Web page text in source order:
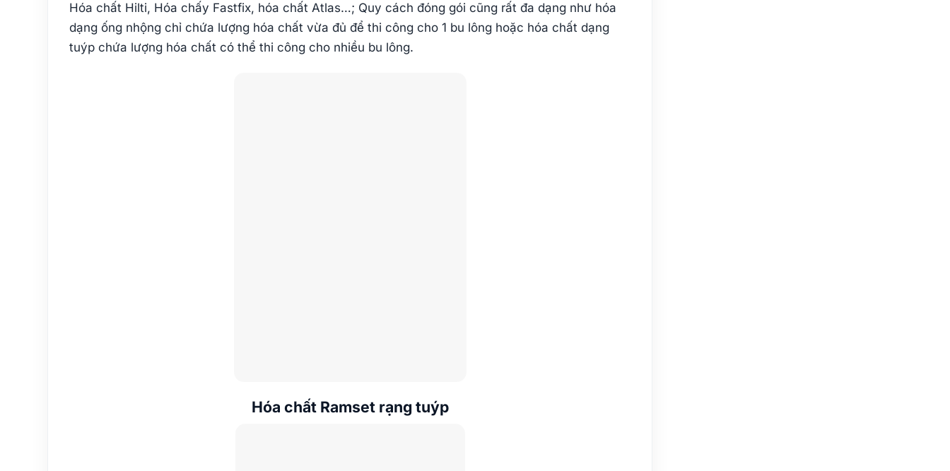
Hóa chất Hilti, Hóa chấy Fastfix, hóa chất Atlas…; Quy cách đóng gói cũng rất đa dạng như hóa
dạng ống nhộng chỉ chứa lượng hóa chất vừa đủ để thi công cho 1 bu lông hoặc hóa chất dạng
tuýp chứa lượng hóa chất có thể thi công cho nhiều bu lông.
Hóa chất Ramset rạng tuýp